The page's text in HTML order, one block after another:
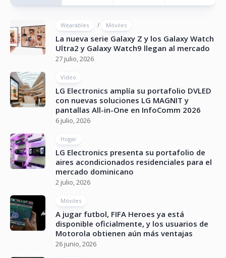
Wearables / Móviles
La nueva serie Galaxy Z y los Galaxy Watch
Ultra2 y Galaxy Watch9 llegan al mercado
27 julio, 2026
Vídeo
LG Electronics amplía su portafolio DVLED
con nuevas soluciones LG MAGNIT y
pantallas All-in-One en InfoComm 2026
6 julio, 2026
Hogar
LG Electronics presenta su portafolio de
aires acondicionados residenciales para el
mercado dominicano
2 julio, 2026
Móviles
A jugar futbol, FIFA Heroes ya está
disponible oficialmente, y los usuarios de
Motorola obtienen aún más ventajas
26 junio, 2026